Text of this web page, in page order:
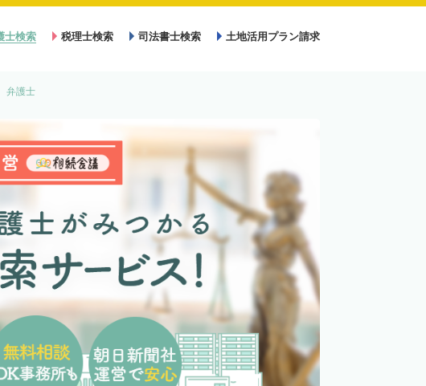
士検索 税理士検索 司法書士検索 土地活用プラン請求
弁護士